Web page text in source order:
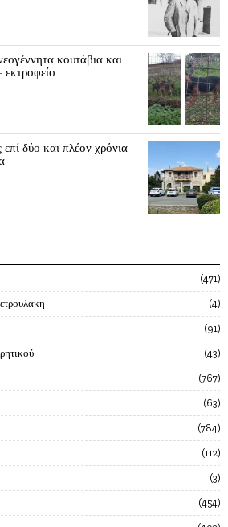
κουτάβια και
δύο και πλέον χρόνια
471
4
91
43
767
63
784
112
3
454